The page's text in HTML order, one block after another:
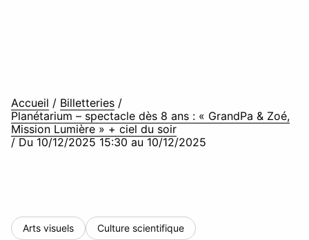
Accueil / Billetteries /
Planétarium – spectacle dès 8 ans : « GrandPa & Zoé,
Mission Lumière » + ciel du soir
/ Du 10/12/2025 15:30 au 10/12/2025
Arts visuels Culture scientifique